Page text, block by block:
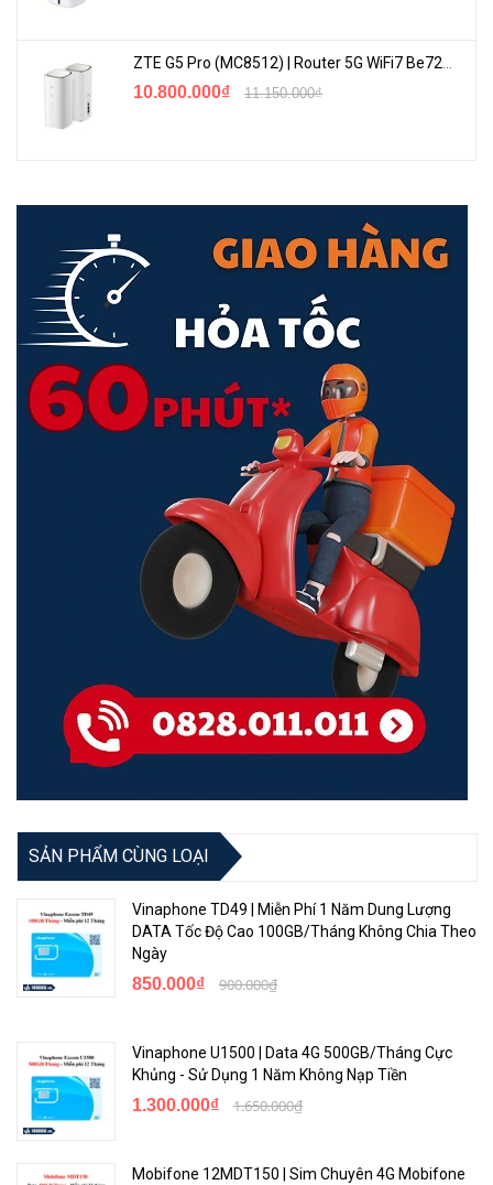
10.800.000₫ 11.150.000₫
SẢN PHẨM CÙNG LOẠI
Vinaphone TD49 | Miễn Phí 1 Năm Dung Lượng
DATA Tốc Độ Cao 100GB/Tháng Không Chia Theo
Ngày
850.000₫ 900.000₫
Vinaphone U1500 | Data 4G 500GB/Tháng Cực
Khủng - Sử Dụng 1 Năm Không Nạp Tiền
1.300.000₫ 1.650.000₫
Mobifone 12MDT150 | Sim Chuyên 4G Mobifone